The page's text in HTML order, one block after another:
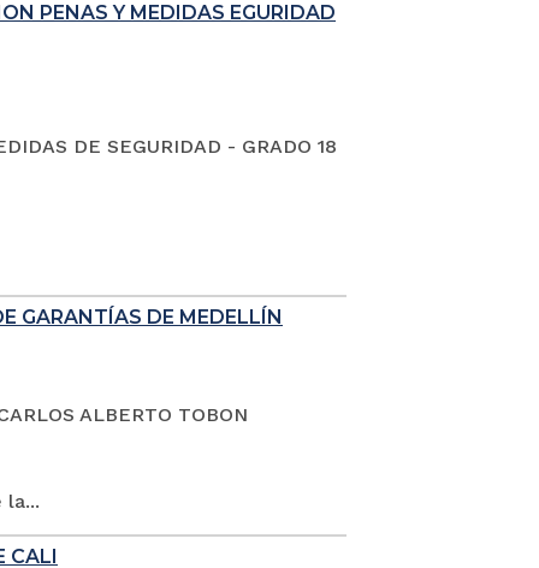
PENAS Y MEDIDAS EGURIDAD
DE SEGURIDAD - GRADO 18
GARANTÍAS DE MEDELLÍN
ALBERTO TOBON
la...
CALI